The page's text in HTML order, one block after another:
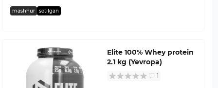
mashhur sotilgan
Elite 100% Whey protein
2.1 kg (Yevropa)
1